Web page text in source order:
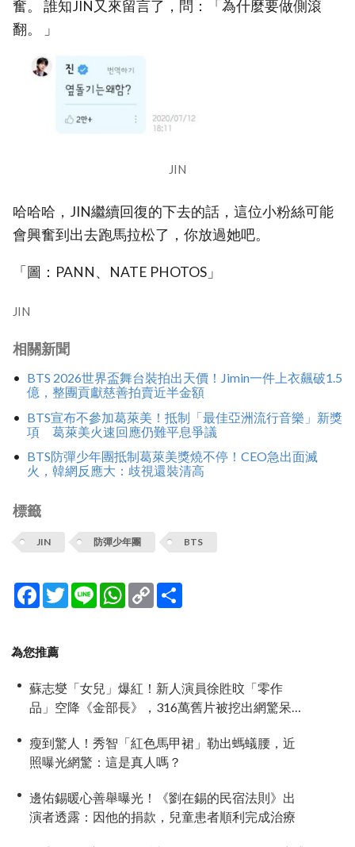
奮。 誰知JIN又來留言了，問：「為什麼要做側滾
翻。 」
JIN
哈哈哈，JIN繼續回復的下去的話，這位小粉絲可能
會興奮到出去跑馬拉松了，你放過她吧。
「圖：PANN、NATE PHOTOS」
JIN
相關新聞
BTS 2026世界盃舞台裝拍出天價！Jimin一件上衣飆破1.5
億，整團貢獻慈善拍賣近半金額
BTS宣布不參加葛萊美！抵制「最佳亞洲流行音樂」新獎
項 葛萊美火速回應仍難平息爭議
BTS防彈少年團抵制葛萊美獎燒不停！CEO急出面滅
火，韓網反應大：歧視還裝清高
標籤
JIN 防彈少年團 BTS
Facebook
TwitterLine WhatsApp
Copy
Link
為您推薦
蘇志燮「女兒」爆紅！新人演員徐貹旼「零作
品」空降《金部長》，316萬舊片被挖出網驚呆：
瘦到驚人！秀智「紅色馬甲裙」勒出螞蟻腰，近
照曝光網驚：這是真人嗎？
邊佑錫暖心善舉曝光！《劉在錫的民宿法則》出
演者透露：因他的捐款，兒童患者順利完成治療